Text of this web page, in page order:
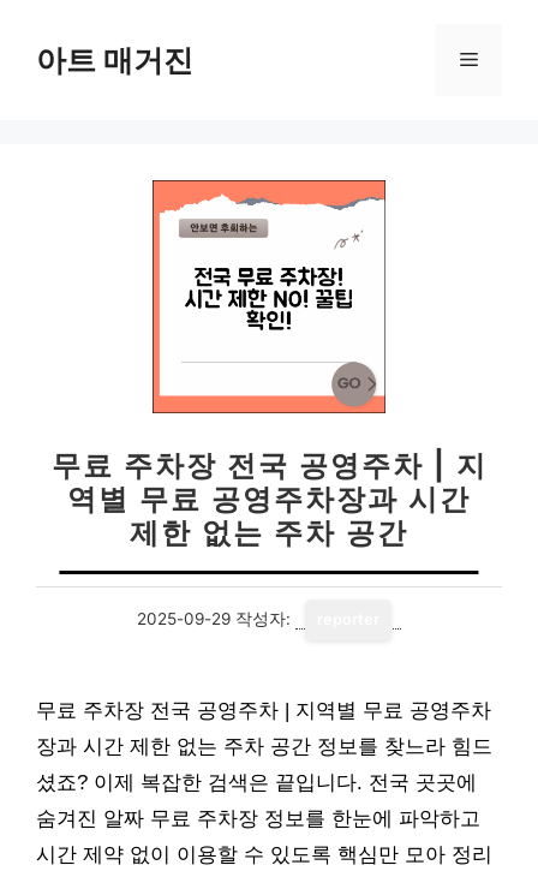
아트 매거진 메
무료 주차장 전국 공영주차 | 지
역별 무료 공영주차장과 시간
제한 없는 주차 공간
2025-09-29 작성자:
무료 주차장 전국 공영주차 | 지역별 무료 공영주차
장과 시간 제한 없는 주차 공간 정보를 찾느라 힘드
셨죠? 이제 복잡한 검색은 끝입니다. 전국 곳곳에
숨겨진 알짜 무료 주차장 정보를 한눈에 파악하고
시간 제약 없이 이용할 수 있도록 핵심만 모아 정리